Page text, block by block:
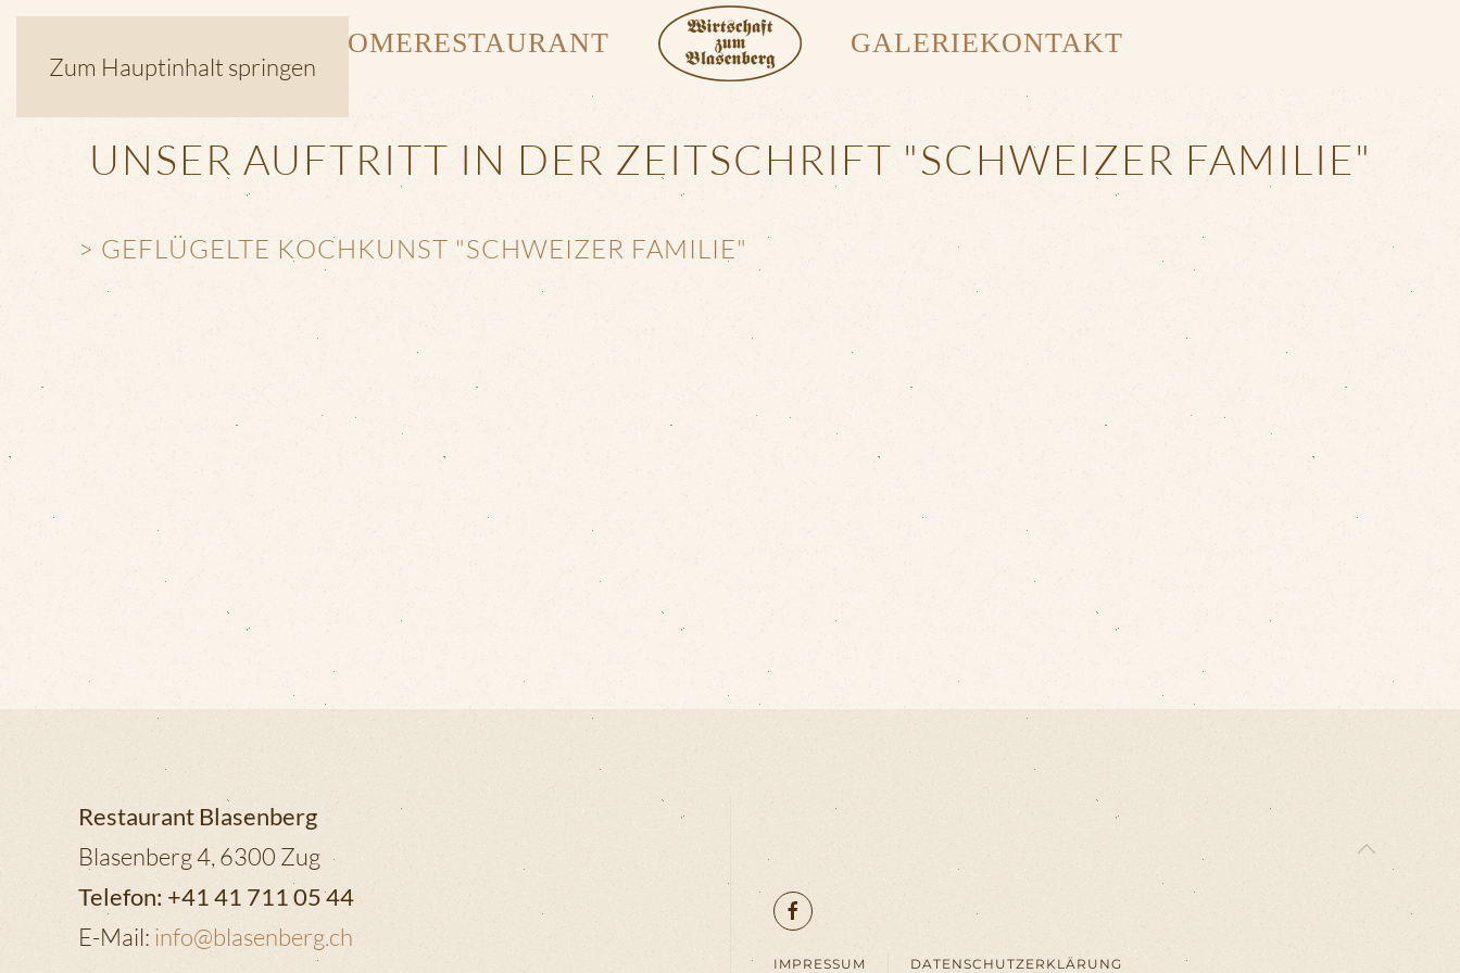
Zum Hauptinhalt springen
HOMERESTAURANT GALERIEKONTAKT
UNSER AUFTRITT IN DER ZEITSCHRIFT "SCHWEIZER FAMILIE"
> GEFLÜGELTE KOCHKUNST "SCHWEIZER FAMILIE"
Restaurant Blasenberg
Blasenberg 4, 6300 Zug
Telefon: +41 41 711 05 44
E-Mail: info@blasenberg.ch
IMPRESSUM DATENSCHUTZERKLÄRUNG